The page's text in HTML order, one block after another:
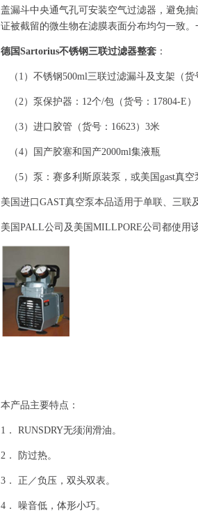
盖漏斗中央通气孔可安装空气过滤器，避免
证被截留的微生物在滤膜表面分布均匀一致
德国Sartorius不锈钢三联过滤器整套：
（ 1 ）不锈钢500ml三联过滤漏斗及支架（货
（2）泵保护器： 12个/包（货号：17804-E）
（3）进口胶管 （货号：16623）3米
（4）国产胶塞和国产2000ml集液瓶
（5）泵：赛多利斯原装泵，或美国gast真空
美国进口 GAST真空泵本品适用于单联、三联
美国 PALL公司及美国 MILLPORE公司都使用
本产品主要特点：
1 ． RUNSDRY无须润滑油。
2． 防过热。
3． 正／负压，双头双表。
4． 噪音低，体形小巧。